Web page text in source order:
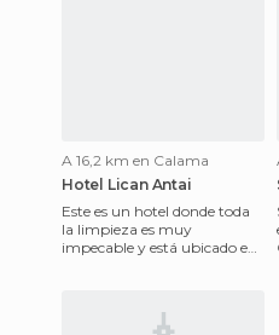
A 16,2 km en Calama
Hotel Lican Antai
Este es un hotel donde toda
la limpieza es muy
impecable y está ubicado en